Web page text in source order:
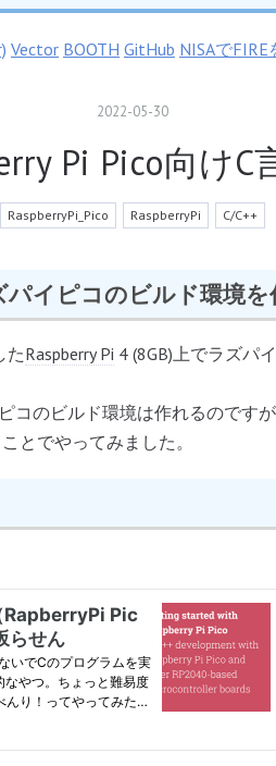
Vector BOOTH GitHub NISAで
2022-05-30
Pi Pico向け
RaspberryPi_Pico RaspberryPi C/C++
イピコのビルド環境を
たRaspberry Pi 4 (8GB)上でラズパ
コのビルド環境は作れるのですが
とでやってみました。